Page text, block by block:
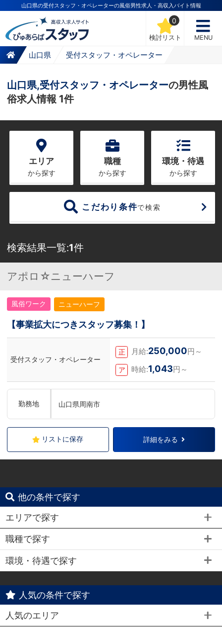
山口県の受付スタッフ・オペレーターの風俗男性求人・高収入バイト情報
検討リスト
0
MENU
山口県 受付スタッフ・オペレーター
山口県,受付スタッフ・オペレーターの男性風
俗求人情報 1件
エリア
から探す
職種
から探す
環境・待遇
から探す
こだわり条件で検索
検索結果一覧:1件
アポロ☆ニューハーフ
風俗ワーク ニューハーフ
【事業拡大につきスタッフ募集！】
受付スタッフ・オペレーター
正 月給:250,000円～
ア 時給:1,043円～
勤務地 山口県周南市
リストに保存 詳細をみる
他の条件で探す
エリアで探す
職種で探す
環境・待遇で探す
人気の条件で探す
人気のエリア